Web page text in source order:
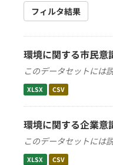
フィルタ結果
環境に関する市民意
このデータセットには
XLSX CSV
環境に関する企業意
このデータセットには
XLSX CSV